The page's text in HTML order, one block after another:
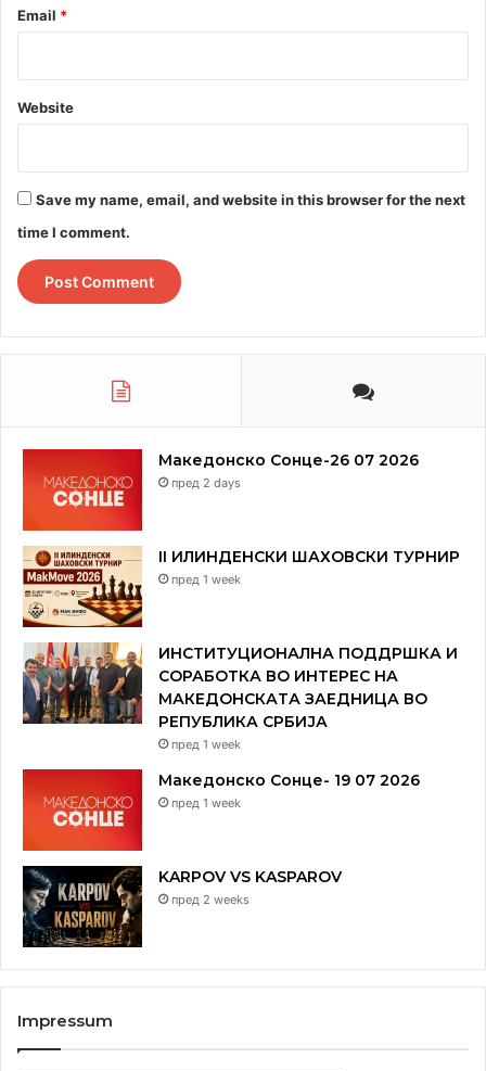
Email *
Website
Save my name, email, and website in this browser for the next
time I comment.
Македонско Сонце-26 07 2026
пред 2 days
II ИЛИНДЕНСКИ ШАХОВСКИ ТУРНИР
пред 1 week
ИНСТИТУЦИОНАЛНА ПОДДРШКА И
СОРАБОТКА ВО ИНТЕРЕС НА
МАКЕДОНСКАТА ЗАЕДНИЦА ВО
РЕПУБЛИКА СРБИЈА
пред 1 week
Македонско Сонце- 19 07 2026
пред 1 week
KARPOV VS KASPAROV
пред 2 weeks
Impressum